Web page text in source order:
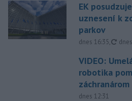
EK
uznesení k
parkov
dnes 16:35,
VIDEO:
robotika
záchranárom
dnes 12:31